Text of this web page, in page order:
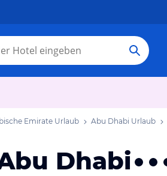
Emirate Urlaub Abu Dhabi Urlaub
Dhabi